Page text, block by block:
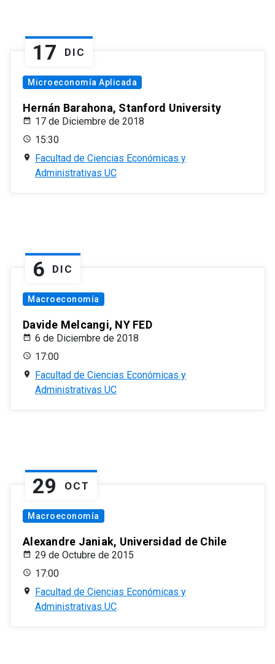
17 DIC
Microeconomía Aplicada
Hernán Barahona, Stanford University
17 de Diciembre de 2018
15:30
Facultad de Ciencias Económicas y
Administrativas UC
6 DIC
Macroeconomía
Davide Melcangi, NY FED
6 de Diciembre de 2018
17:00
Facultad de Ciencias Económicas y
Administrativas UC
29 OCT
Macroeconomía
Alexandre Janiak, Universidad de Chile
29 de Octubre de 2015
17:00
Facultad de Ciencias Económicas y
Administrativas UC